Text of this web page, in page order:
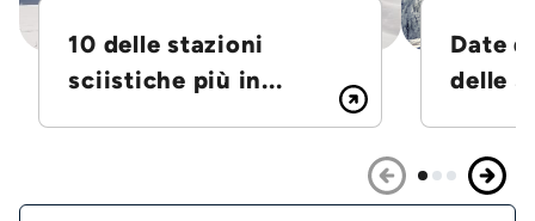
10 delle stazioni
sciistiche più in...
Date
delle